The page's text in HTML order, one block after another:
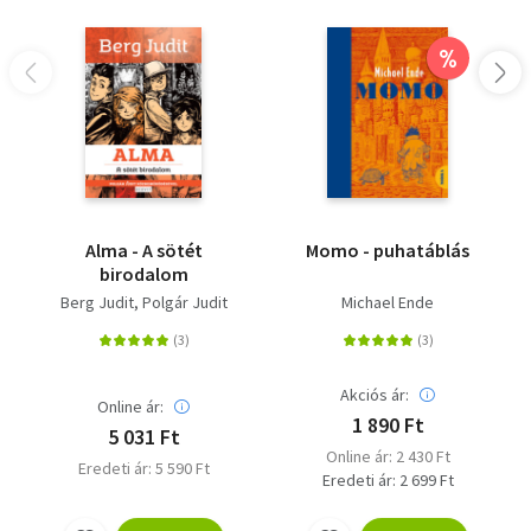
Alma - A sötét
birodalom
Berg Judit Polgár Judit
Online ár:
5 031 Ft
Eredeti ár: 5 590 Ft
%
Momo - puhatáblás
Michael Ende
Akciós ár:
1 890 Ft
Online ár: 2 430 Ft
Eredeti ár: 2 699 Ft